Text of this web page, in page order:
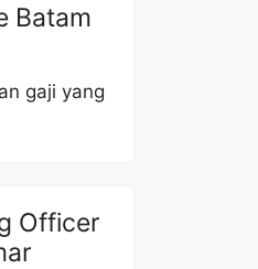
Batam
gaji yang
Officer